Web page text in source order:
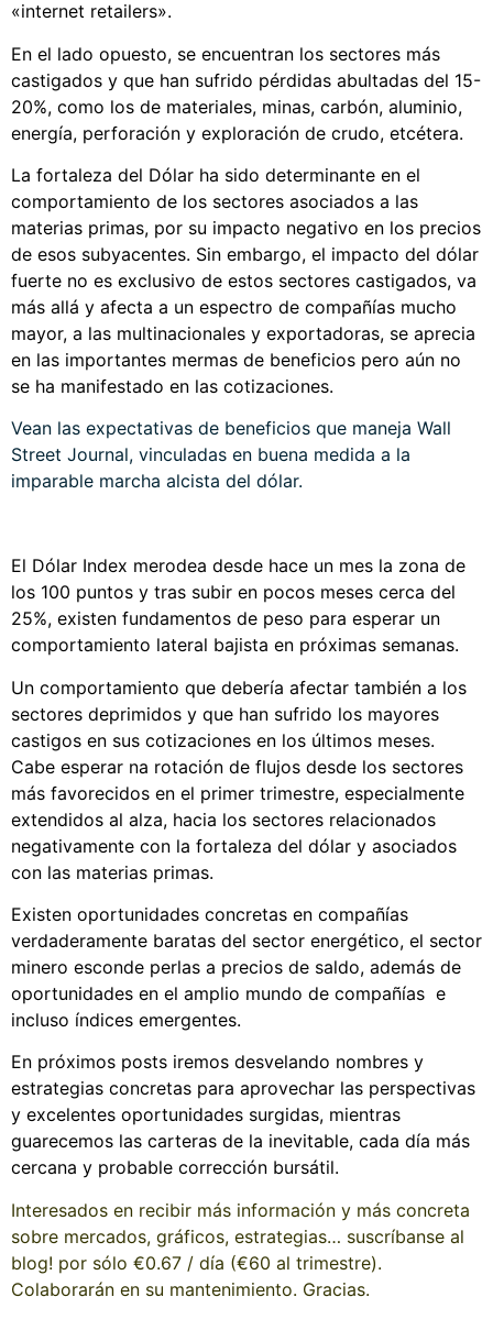
«internet retailers».
En el lado opuesto, se encuentran los sectores más
castigados y que han sufrido pérdidas abultadas del 15-
20%, como los de materiales, minas, carbón, aluminio,
energía, perforación y exploración de crudo, etcétera.
La fortaleza del Dólar ha sido determinante en el
comportamiento de los sectores asociados a las
materias primas, por su impacto negativo en los precios
de esos subyacentes. Sin embargo, el impacto del dólar
fuerte no es exclusivo de estos sectores castigados, va
más allá y afecta a un espectro de compañías mucho
mayor, a las multinacionales y exportadoras, se aprecia
en las importantes mermas de beneficios pero aún no
se ha manifestado en las cotizaciones.
Vean las expectativas de beneficios que maneja Wall
Street Journal, vinculadas en buena medida a la
imparable marcha alcista del dólar.
El Dólar Index merodea desde hace un mes la zona de
los 100 puntos y tras subir en pocos meses cerca del
25%, existen fundamentos de peso para esperar un
comportamiento lateral bajista en próximas semanas.
Un comportamiento que debería afectar también a los
sectores deprimidos y que han sufrido los mayores
castigos en sus cotizaciones en los últimos meses.
Cabe esperar na rotación de flujos desde los sectores
más favorecidos en el primer trimestre, especialmente
extendidos al alza, hacia los sectores relacionados
negativamente con la fortaleza del dólar y asociados
con las materias primas.
Existen oportunidades concretas en compañías
verdaderamente baratas del sector energético, el sector
minero esconde perlas a precios de saldo, además de
oportunidades en el amplio mundo de compañías e
incluso índices emergentes.
En próximos posts iremos desvelando nombres y
estrategias concretas para aprovechar las perspectivas
y excelentes oportunidades surgidas, mientras
guarecemos las carteras de la inevitable, cada día más
cercana y probable corrección bursátil.
Interesados en recibir más información y más concreta
sobre mercados, gráficos, estrategias… suscríbanse al
blog! por sólo €0.67 / día (€60 al trimestre).
Colaborarán en su mantenimiento. Gracias.